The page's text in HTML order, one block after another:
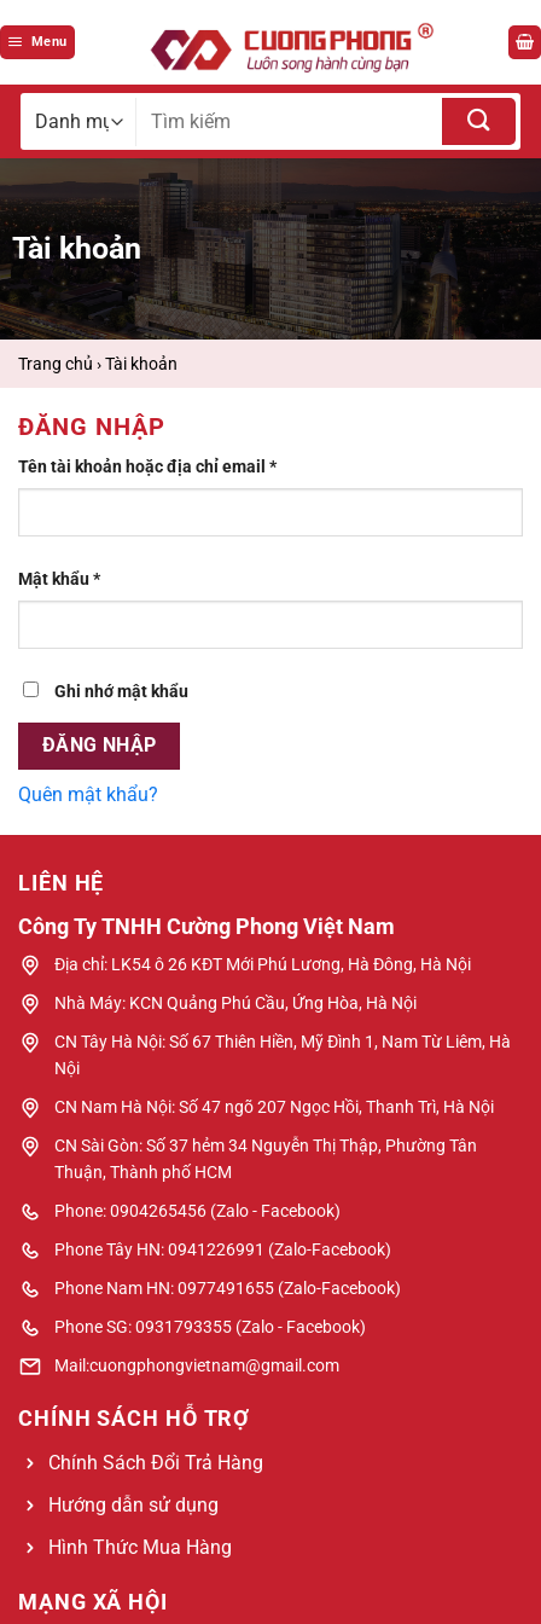
qua
Menu
Tìm
Tài khoản
Trang chủ ›Tài khoản
ĐĂNG NHẬP
Tên tài khoản hoặc địa chỉ email *Bắt
buộc
Mật khẩu*Bắt
buộc
Ghi nhớ mật khẩu
ĐĂNG NHẬP
Quên mật khẩu?
LIÊN HỆ
Công Ty TNHH Cường Phong Việt Nam
Địa chỉ: LK54 ô 26 KĐT Mới Phú Lương, Hà Đông, Hà Nội
Nhà Máy: KCN Quảng Phú Cầu, Ứng Hòa, Hà Nội
CN Tây Hà Nội: Số 67 Thiên Hiền, Mỹ Đình 1, Nam Từ Liêm, Hà
Nội
CN Nam Hà Nội: Số 47 ngõ 207 Ngọc Hồi, Thanh Trì, Hà Nội
CN Sài Gòn: Số 37 hẻm 34 Nguyễn Thị Thập, Phường Tân
Thuận, Thành phố HCM
Phone: 0904265456 (Zalo - Facebook)
Phone Tây HN: 0941226991 (Zalo-Facebook)
Phone Nam HN: 0977491655 (Zalo-Facebook)
Phone SG: 0931793355 (Zalo - Facebook)
Mail:cuongphongvietnam@gmail.com
CHÍNH SÁCH HỖ TRỢ
Chính Sách Đổi Trả Hàng
Hướng dẫn sử dụng
Hình Thức Mua Hàng
MẠNG XÃ HỘI